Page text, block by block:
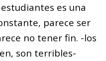
es una
parece ser
no tener fin. -los
son terribles-